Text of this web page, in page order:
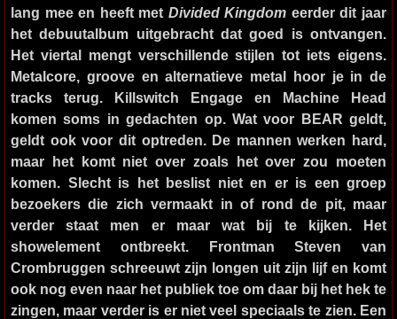
lang mee en heeft met Divided Kingdom eerder dit jaar
het debuutalbum uitgebracht dat goed is ontvangen.
Het viertal mengt verschillende stijlen tot iets eigens.
Metalcore, groove en alternatieve metal hoor je in de
tracks terug. Killswitch Engage en Machine Head
komen soms in gedachten op. Wat voor BEAR geldt,
geldt ook voor dit optreden. De mannen werken hard,
maar het komt niet over zoals het over zou moeten
komen. Slecht is het beslist niet en er is een groep
bezoekers die zich vermaakt in of rond de pit, maar
verder staat men er maar wat bij te kijken. Het
showelement ontbreekt. Frontman Steven van
Crombruggen schreeuwt zijn longen uit zijn lijf en komt
ook nog even naar het publiek toe om daar bij het hek te
zingen, maar verder is er niet veel speciaals te zien. Een